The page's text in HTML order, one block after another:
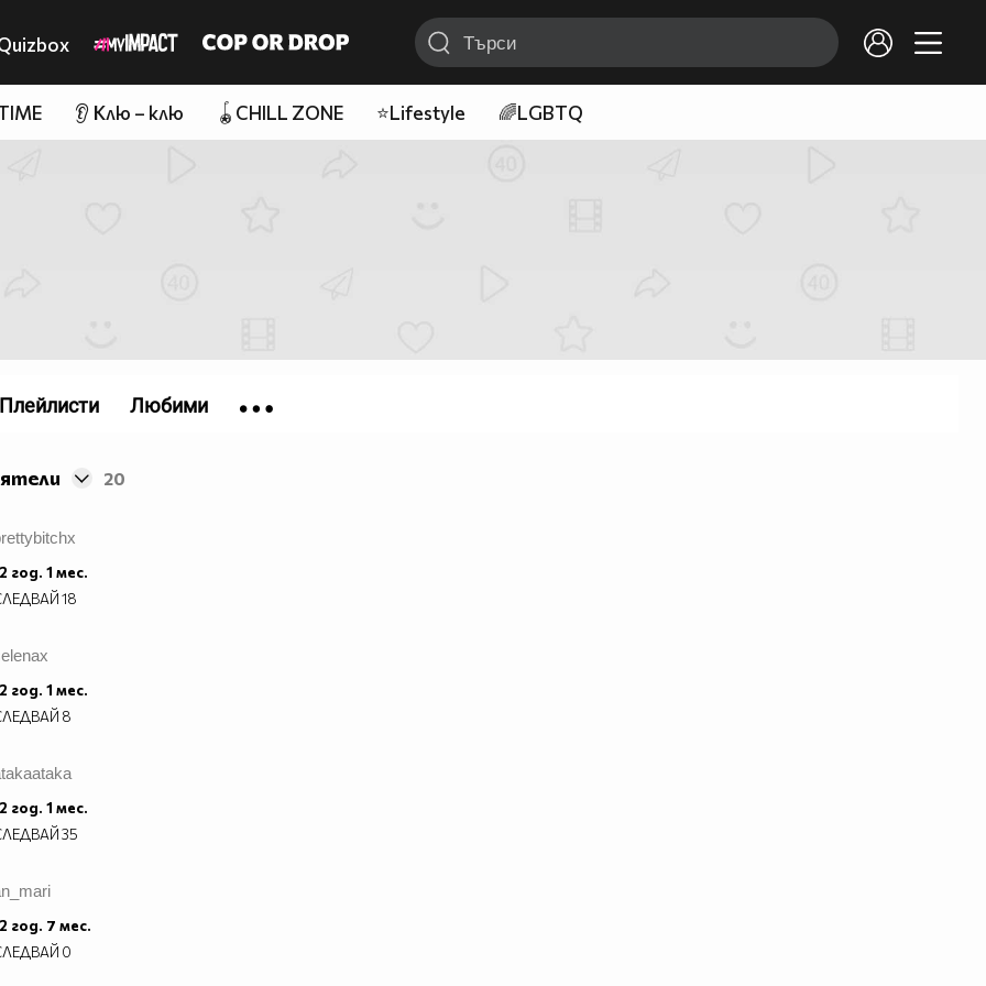
👂 Клю – клю 🪀CHILL ZONE ⭐Lifestyle 🌈LGBTQ
20
год. 1 мес.
18
год. 1 мес.
8
год. 1 мес.
35
год. 7 мес.
0
Плейлисти Любими